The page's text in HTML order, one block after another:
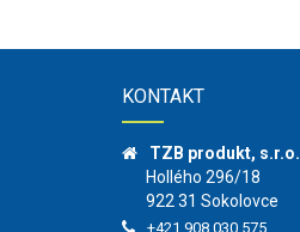
KONTAKT
TZB produkt, s.r.o.
Hollého 296/18
922 31 Sokolovce
+421 908 030 575